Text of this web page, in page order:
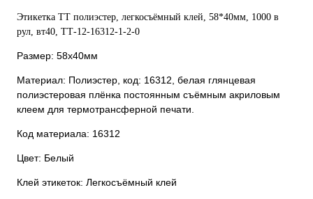
Этикетка ТТ полиэстер, легкосъёмный клей, 58*40мм, 1000 в
рул, вт40, ТТ-12-16312-1-2-0
Размер: 58х40мм
Материал: Полиэстер, код: 16312, белая глянцевая
полиэстеровая плёнка постоянным съёмным акриловым
клеем для термотрансферной печати.
Код материала: 16312
Цвет: Белый
Клей этикеток: Легкосъёмный клей